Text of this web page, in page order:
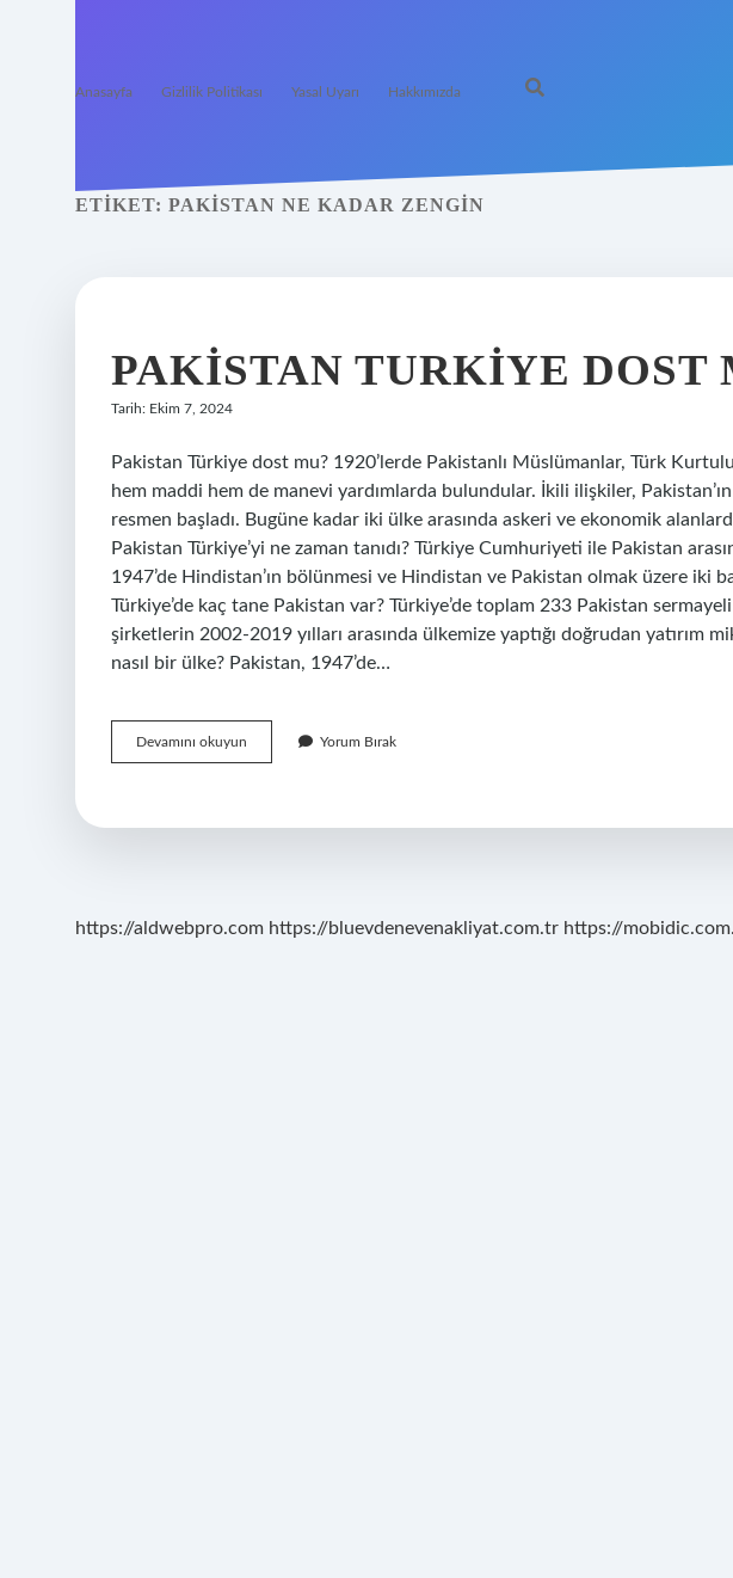
Anasayfa Gizlilik Politikası Yasal Uyarı Hakkımızda
ETIKET: PAKISTAN NE KADAR ZENGIN
PAKISTAN TURKIYE DOST
Tarih: Ekim 7, 2024
Pakistan Türkiye dost mu? 1920’lerde Pakistanlı Müslümanlar, Türk
hem maddi hem de manevi yardımlarda bulundular. İkili ilişkiler, Pakistan’ın
resmen başladı. Bugüne kadar iki ülke arasında askeri ve ekonomik
Pakistan Türkiye’yi ne zaman tanıdı? Türkiye Cumhuriyeti ile Pakistan
1947’de Hindistan’ın bölünmesi ve Hindistan ve Pakistan olmak üzere iki
Türkiye’de kaç tane Pakistan var? Türkiye’de toplam 233 Pakistan
şirketlerin 2002-2019 yılları arasında ülkemize yaptığı doğrudan yatırım
nasıl bir ülke? Pakistan, 1947’de…
Devamını okuyun
Turkiye
Yorum Bırak
https://aldwebpro.com https://bluevdenevenakliyat.com.tr https://